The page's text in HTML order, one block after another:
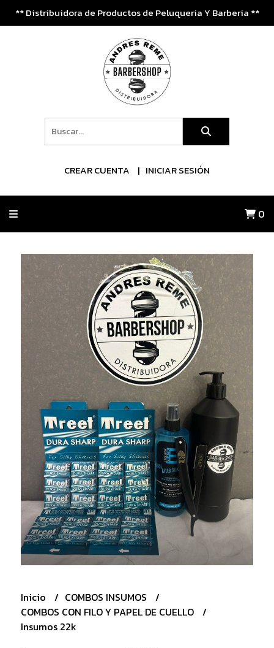
** Distribuidora de Productos de Peluqueria Y Barberia **
CREAR CUENTA INICIAR SESIÓN
0
Inicio
COMBOS INSUMOS
COMBOS CON FILO Y PAPEL DE CUELLO
Insumos 22k